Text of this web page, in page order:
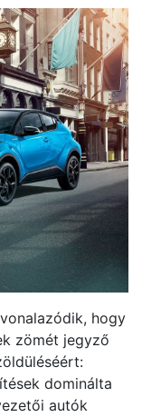
hogy
zömét jegyző
dominálta
autók